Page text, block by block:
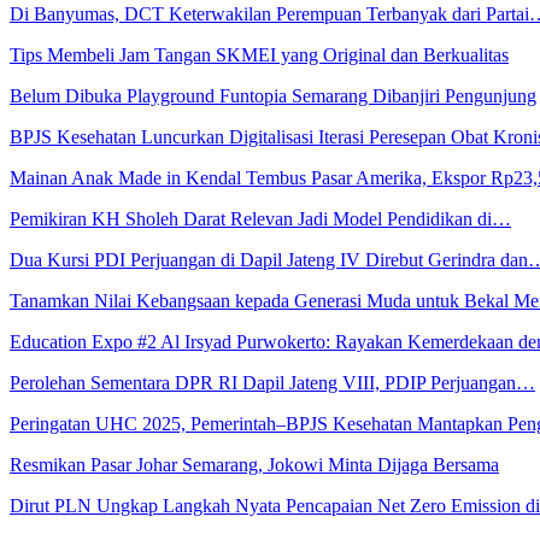
Di Banyumas, DCT Keterwakilan Perempuan Terbanyak dari
Tips Membeli Jam Tangan SKMEI yang Original dan Berkualitas
Belum Dibuka Playground Funtopia Semarang Dibanjiri Pengunjung
BPJS Kesehatan Luncurkan Digitalisasi Iterasi Peresepan Obat
Mainan Anak Made in Kendal Tembus Pasar Amerika, Ekspor
Pemikiran KH Sholeh Darat Relevan Jadi Model Pendidikan di…
Dua Kursi PDI Perjuangan di Dapil Jateng IV Direbut Gerindra
Tanamkan Nilai Kebangsaan kepada Generasi Muda untuk Bekal
Education Expo #2 Al Irsyad Purwokerto: Rayakan Kemerdekaan
Perolehan Sementara DPR RI Dapil Jateng VIII, PDIP Perjuangan…
Peringatan UHC 2025, Pemerintah–BPJS Kesehatan Mantapkan
Resmikan Pasar Johar Semarang, Jokowi Minta Dijaga Bersama
Dirut PLN Ungkap Langkah Nyata Pencapaian Net Zero Emission